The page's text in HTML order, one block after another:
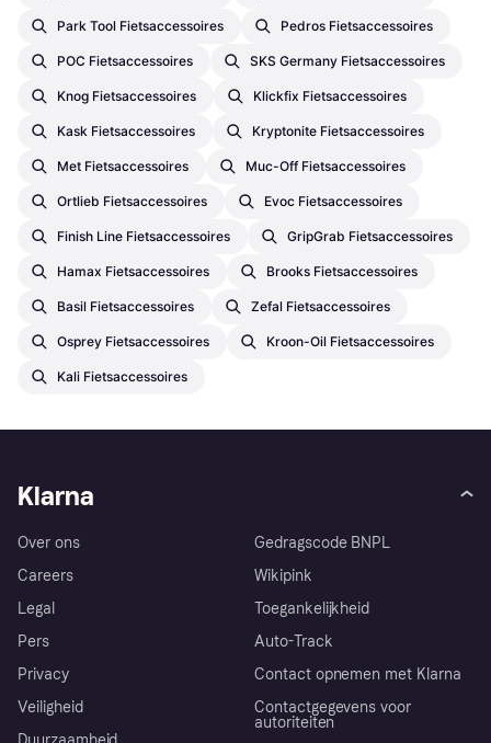
Park Tool Fietsaccessoires Pedros Fietsaccessoires
POC Fietsaccessoires SKS Germany Fietsaccessoires
Knog Fietsaccessoires Klickfix Fietsaccessoires
Kask Fietsaccessoires Kryptonite Fietsaccessoires
Met Fietsaccessoires Muc-Off Fietsaccessoires
Ortlieb Fietsaccessoires Evoc Fietsaccessoires
Finish Line Fietsaccessoires GripGrab Fietsaccessoires
Hamax Fietsaccessoires Brooks Fietsaccessoires
Basil Fietsaccessoires Zefal Fietsaccessoires
Osprey Fietsaccessoires Kroon-Oil Fietsaccessoires
Kali Fietsaccessoires
Klarna
Over ons
Careers
Legal
Pers
Privacy
Veiligheid
Gedragscode BNPL
Wikipink
Toegankelijkheid
Auto-Track
Contact opnemen met Klarna
Contactgegevens voor
autoriteiten